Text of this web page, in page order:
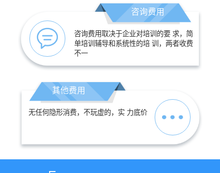
咨询费用
咨询费用取决于企业对培训的要 求，简
单培训辅导和系统性的培 训，两者收费
不一
其他费用
无任何隐形消费，不玩虚的，实 力底价